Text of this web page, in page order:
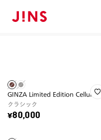
GINZA Limited Edition Celluloid
クラシック
¥80,000